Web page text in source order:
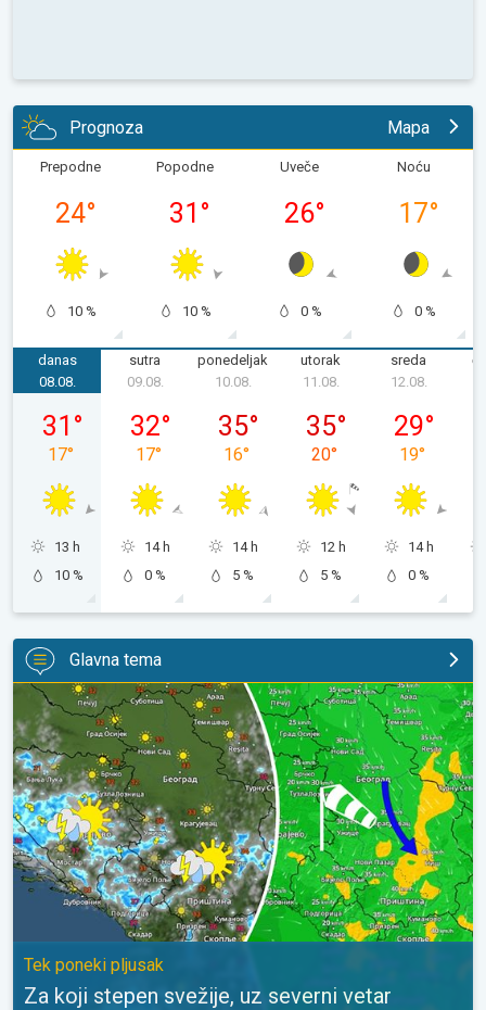
Prognoza Mapa
Prepodne
24°
10 %
Popodne
31 °
10 %
Uveče
26°
0 %
Noću
17°
0 %
danas
subota, 08. 08.
08.08.
31 °
17°
13 h
10 %
sutra
09.08.
32°
17°
14 h
0 %
ponedeljak
10.08.
35°
16°
14 h
5 %
utorak
11.08.
35°
20°
12 h
5 %
sreda
12.08.
29°
19°
14 h
0 %
Glavna tema
Za koji stepen svežije, uz severni vetar. Tek poneki pljusak. . .
Tek poneki pljusak
Za koji stepen svežije, uz severni vetar